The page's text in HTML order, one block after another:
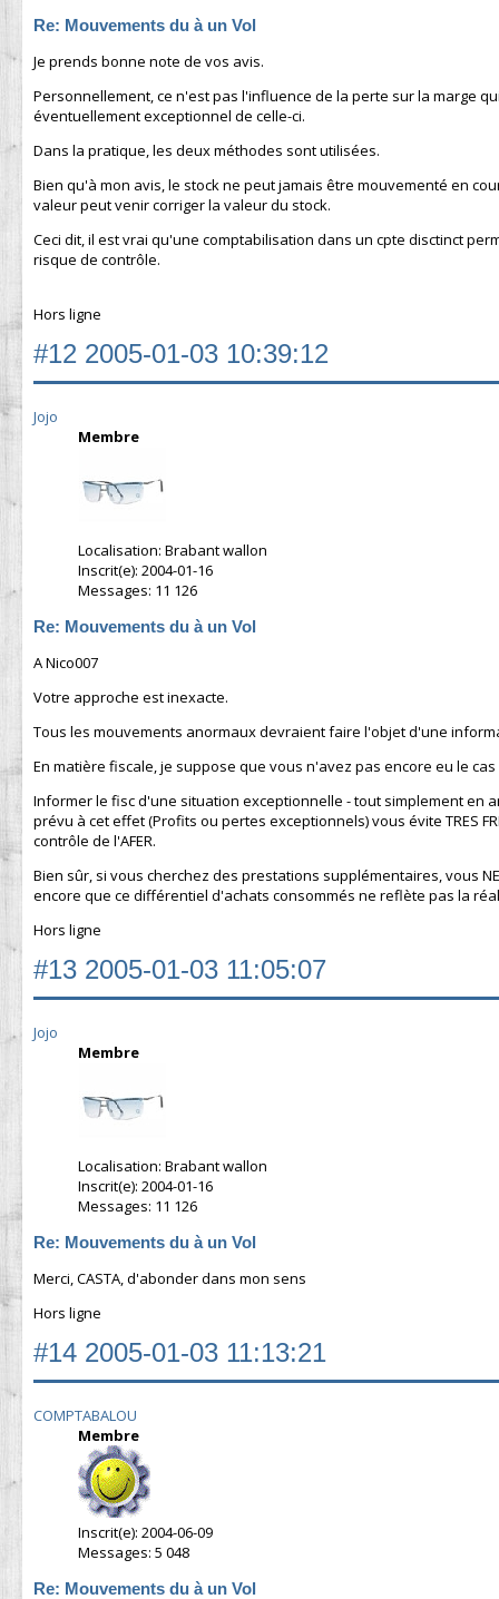
Re: Mouvements du à un Vol
Je prends bonne note de vos avis.
Personnellement, ce n'est pas l'influence de la perte sur la marge
éventuellement exceptionnel de celle-ci.
Dans la pratique, les deux méthodes sont utilisées.
Bien qu'à mon avis, le stock ne peut jamais être mouvementé en
valeur peut venir corriger la valeur du stock.
Ceci dit, il est vrai qu'une comptabilisation dans un cpte disctinct
risque de contrôle.
Hors ligne
#12 2005-01-03 10:39:12
Jojo
Membre
Localisation: Brabant wallon
Inscrit(e): 2004-01-16
Messages: 11 126
Re: Mouvements du à un Vol
A Nico007
Votre approche est inexacte.
Tous les mouvements anormaux devraient faire l'objet d'une
En matière fiscale, je suppose que vous n'avez pas encore eu le
Informer le fisc d'une situation exceptionnelle - tout simplement en
prévu à cet effet (Profits ou pertes exceptionnels) vous évite TRES
contrôle de l'AFER.
Bien sûr, si vous cherchez des prestations supplémentaires, vous
encore que ce différentiel d'achats consommés ne reflète pas la
Hors ligne
#13 2005-01-03 11:05:07
Jojo
Membre
Localisation: Brabant wallon
Inscrit(e): 2004-01-16
Messages: 11 126
Re: Mouvements du à un Vol
Merci, CASTA, d'abonder dans mon sens
Hors ligne
#14 2005-01-03 11:13:21
COMPTABALOU
Membre
Inscrit(e): 2004-06-09
Messages: 5 048
Re: Mouvements du à un Vol